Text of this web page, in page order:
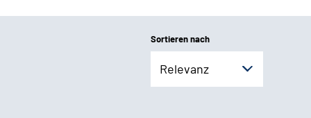
Sortieren nach
Relevanz